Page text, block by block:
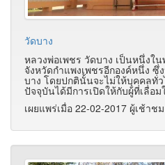
วัดบาง
หลวงพ่อเพชร วัดบาง เป็นหนึ่งใ
จังหวัดกำแพงเพชรอีกองค์หนึ่ง
บาง โดยปกตินั้นจะไม่ให้บุคคลทั่
ปัจจุบันได้มีการเปิดให้กับผู้ที่เลื่อ
เผยแพร่เมื่อ 22-02-2017 ผู้เช้าช